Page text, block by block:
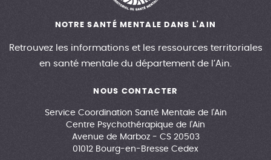
NOTRE SANTÉ MENTALE DANS L'AIN
Retrouvez les informations et les ressources territoriales
en santé mentale du département de l’Ain.
NOUS CONTACTER
Service Coordination Santé Mentale de l'Ain
Centre Psychothérapique de l'Ain
Avenue de Marboz - CS 20503
01012 Bourg-en-Bresse Cedex